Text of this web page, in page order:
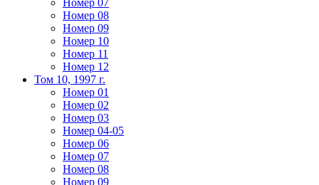
Номер 07
Номер 08
Номер 09
Номер 10
Номер 11
Номер 12
Том 10, 1997 г.
Номер 01
Номер 02
Номер 03
Номер 04-05
Номер 06
Номер 07
Номер 08
Номер 09